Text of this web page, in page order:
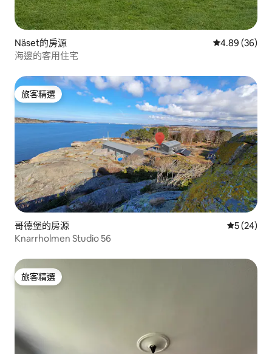
Näset的房源 從 36 則評價
4.89 (36)
海邊的客用住宅
旅客精選
旅客精選
哥德堡的房源 從 24 則評
5 (24)
Knarrholmen Studio 56
旅客精選
旅客精選